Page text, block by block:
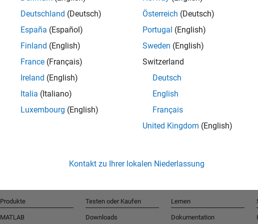
Erhalten
Deutschland (Deutsch)
España (Español)
Finland (English)
France (Français)
Ireland (English)
Italia (Italiano)
Luxembourg (English)
Österreich (Deutsch)
Portugal (English)
Sweden (English)
Switzerland
Deutsch
English
Français
United Kingdom (English)
Kontakt zu Ihrer lokalen Niederlassung
Produkte
MATLAB
Testen oder Kaufen
Downloads
Lernen
Dokumentation